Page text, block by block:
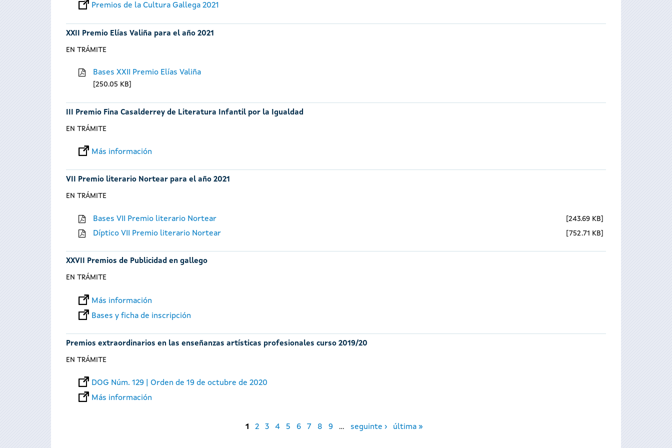
Premios de la Cultura Gallega 2021
XXII Premio Elías Valiña para el año 2021
EN TRÁMITE
Bases XXII Premio Elías Valiña
250.05 KB
III Premio Fina Casalderrey de Literatura Infantil por la Igualdad
EN TRÁMITE
Más información
VII Premio literario Nortear para el año 2021
EN TRÁMITE
Bases VII Premio literario Nortear 243.69 KB
Díptico VII Premio literario Nortear 752.71 KB
XXVII Premios de Publicidad en gallego
EN TRÁMITE
Más información
Bases y ficha de inscripción
Premios extraordinarios en las enseñanzas artísticas profesionales curso 2019/20
EN TRÁMITE
DOG Núm. 129 | Orden de 19 de octubre de 2020
Más información
1 2 3 4 5 6 7 8 9 … seguinte › última »